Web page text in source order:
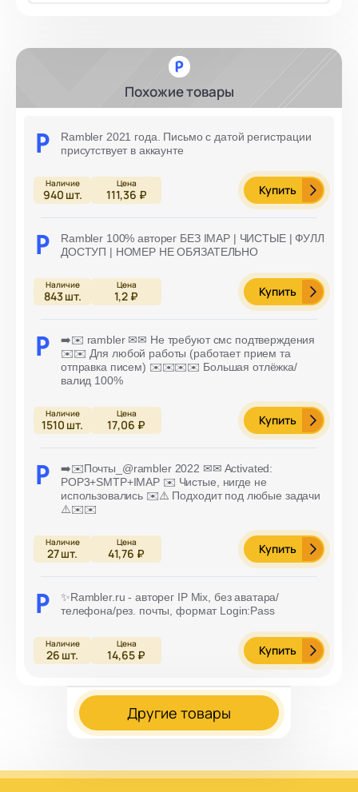
Похожие товары
Rambler 2021 года. Письмо с датой регистрации
присутствует в аккаунте
940 шт. 111,36 ₽ Купить
Rambler 100% авторег БЕЗ IMAP | ЧИСТЫЕ | ФУЛЛ
ДОСТУП | НОМЕР НЕ ОБЯЗАТЕЛЬНО
843шт. 1,2 ₽ Купить
➡️✉️ rambler ✉✉ Не требуют смс подтверждения
✉️✉️ Для любой работы (работает прием та
отправка писем) ✉️✉️✉️✉️ Большая отлёжка/
валид 100%
1510 шт. 17,06 ₽ Купить
➡️✉️Почты_@rambler 2022 ✉✉ Activated:
POP3+SMTP+IMAP ✉️ Чистые, нигде не
использовались ✉️⚠️ Подходит под любые задачи
⚠️✉️✉️
27шт. 41,76 ₽ Купить
✨Rambler.ru - авторег IP Mix, без аватара/
телефона/рез. почты, формат Login:Pass
26 шт. 14,65 ₽ Купить
Другие товары